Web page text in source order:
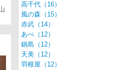
高千代（16）
風の森（15）
赤武（14）
あべ（12）
鍋島（12）
天美（12）
羽根屋（12）